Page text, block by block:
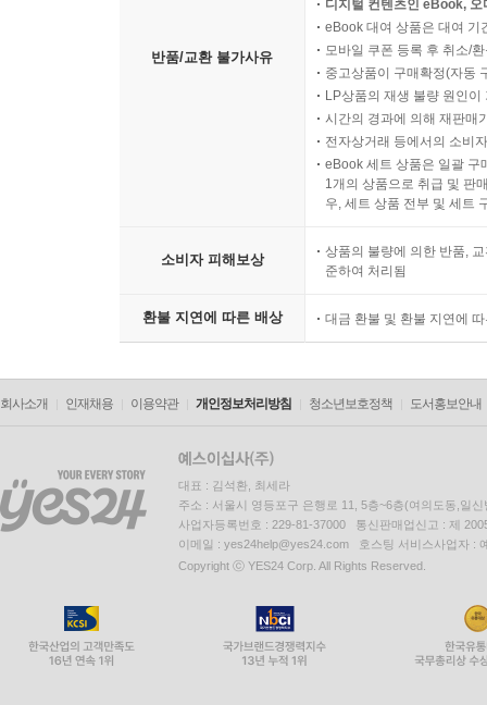
반품/교환 불가사유
디지털 컨텐츠인 eBook,
eBook 대여 상품은 대여 기
모바일 쿠폰 등록 후 취소/
중고상품이 구매확정(자동
LP상품의 재생 불량 원인
시간의 경과에 의해 재판매
전자상거래 등에서의 소비
eBook 세트 상품은 일괄 구
1개의 상품으로 취급 및 판
우, 세트 상품 전부 및 세트
소비자 피해보상
상품의 불량에 의한 반품,
준하여 처리됨
환불 지연에 따른 배상 대금 환불 및 환불 지연에
회사소개 인재채용 이용약관 개인정보처리방침 청소년보호정책 도서홍보안내
대표 : 김석환, 최세라
주소 : 서울시 영등포구 은행로 11, 5층~6층(여의도동,일신
사업자등록번호 : 229-81-37000 통신판매업신고 : 제
이메일 : yes24help@yes24.com 호스팅 서비스사업자 :
Copyright ⓒ YES24 Corp. All Rights Reserved.